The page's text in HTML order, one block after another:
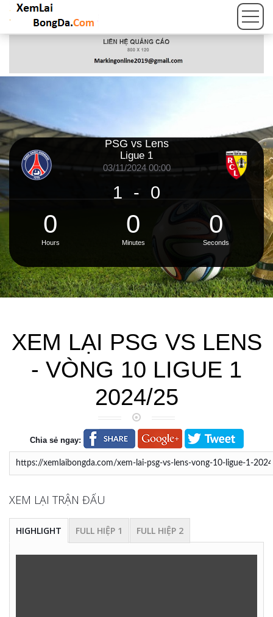
PSG vs Lens
Ligue 1
03/11/2024 00:00
1 - 0
0
Hours
0
Minutes
0
Seconds
XEM LẠI PSG VS LENS
- VÒNG 10 LIGUE 1
2024/25
Chia sẻ ngay:
XEM LẠI TRẬN ĐẤU
HIGHLIGHT FULL HIỆP 1 FULL HIỆP 2